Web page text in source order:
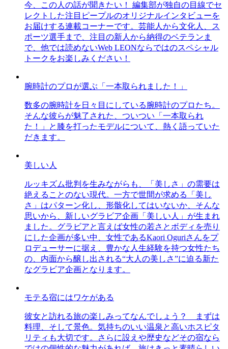
今、この人の話が聞きたい！ 編集部が独自の目線でセ
レクトした注目ピープルのオリジナルインタビューを
お届けする連載コーナーです。芸能人から文化人、ス
ポーツ選手まで、注目の新人から納得のベテランま
で、他では読めないWeb LEONならではのスペシャル
トークをお楽しみください！
腕時計のプロが選ぶ「一本取られました！」
数多の腕時計を日々目にしている腕時計のプロたち。
そんな彼らが魅了された、ついつい「一本取られ
た！」と膝を打ったモデルについて、熱く語っていた
だきます。
美しい人
ルッキズム批判を生みながらも、「美しさ」の需要は
絶えることのない現代。一方で世間が求める「美し
さ」はパターン化し、形骸化してはいないか、そんな
思いから、新しいグラビア企画「美しい人」が生まれ
ました。グラビアと言えば女性の若さとボディを売り
にした企画が多い中、女性であるKaori Oguriさんをプ
ロデューサーに据え、豊かな人生経験を持つ女性たち
の、内面から醸し出される“大人の美しさ”に迫る新た
なグラビア企画となります。
モテる宿にはワケがある
彼女と訪れる旅の楽しみってなんでしょう？ まずは
料理、そして景色。気持ちのいい温泉と高いホスピタ
リティも大切です。さらに設えや歴史などその宿なら